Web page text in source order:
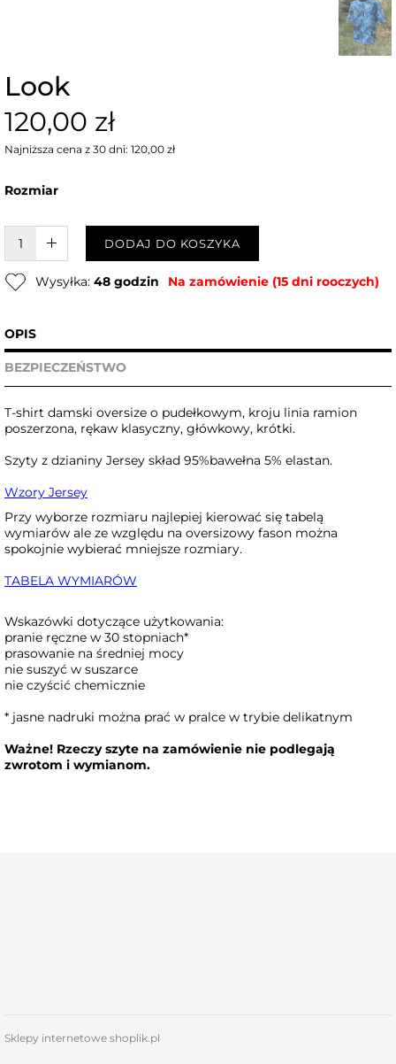
Look
120,00 zł
Najniższa cena z 30 dni: 120,00 zł
Rozmiar
W KOSZYKU :)DODAJ DO KOSZYKA
Wysyłka: 48 godzin Na zamówienie (15 dni rooczych)
OPIS
BEZPIECZEŃSTWO
T-shirt damski oversize o pudełkowym, kroju linia ramion
poszerzona, rękaw klasyczny, główkowy, krótki.
Szyty z dzianiny Jersey skład 95%bawełna 5% elastan.
Wzory Jersey
Przy wyborze rozmiaru najlepiej kierować się tabelą
wymiarów ale ze względu na oversizowy fason można
spokojnie wybierać mniejsze rozmiary.
TABELA WYMIARÓW
Wskazówki dotyczące użytkowania:
pranie ręczne w 30 stopniach*
prasowanie na średniej mocy
nie suszyć w suszarce
nie czyścić chemicznie
* jasne nadruki można prać w pralce w trybie delikatnym
Ważne! Rzeczy szyte na zamówienie nie podlegają
zwrotom i wymianom.
Sklepy internetowe shoplik.pl